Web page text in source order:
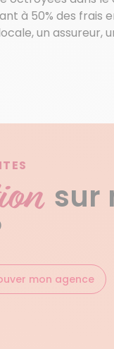
à 50% des frais
un assureur,
sur
mon agence